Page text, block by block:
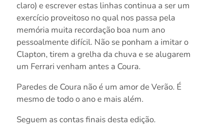
claro) e escrever estas linhas continua a ser um
exercício proveitoso no qual nos passa pela
memória muita recordação boa num ano
pessoalmente difícil. Não se ponham a imitar o
Clapton, tirem a grelha da chuva e se alugarem
um Ferrari venham antes a Coura.
Paredes de Coura não é um amor de Verão. É
mesmo de todo o ano e mais além.
Seguem as contas finais desta edição.